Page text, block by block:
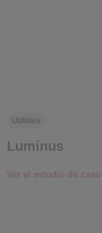
Utilities
Luminus
Ver el estudio de caso